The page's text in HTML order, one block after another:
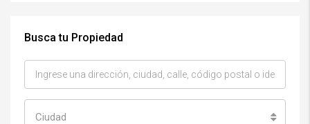
Busca tu Propiedad
Ciudad